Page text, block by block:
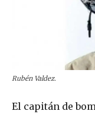
Rubén Valdez.
El capitán de